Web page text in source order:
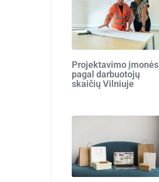
Projektavimo įmonės
pagal darbuotojų
skaičių Vilniuje